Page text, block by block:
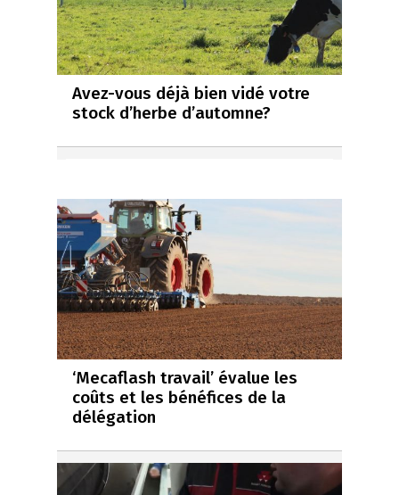
Avez-vous déjà bien vidé votre
stock d’herbe d’automne?
‘Mecaflash travail’ évalue les
coûts et les bénéfices de la
délégation